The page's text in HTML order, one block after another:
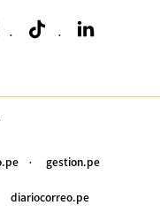
gestion.pe
diariocorreo.pe